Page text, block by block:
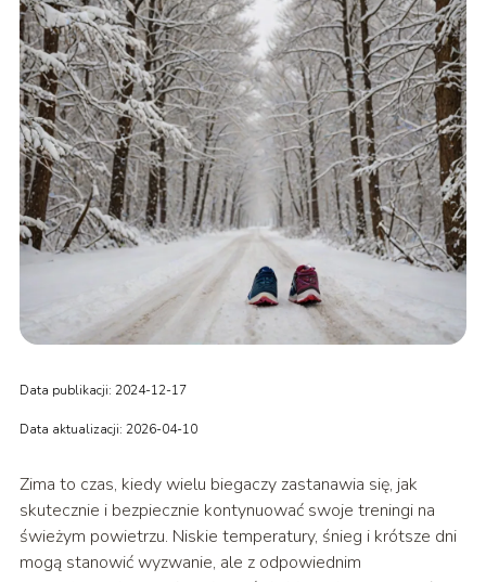
Data publikacji: 2024-12-17
Data aktualizacji: 2026-04-10
Zima to czas, kiedy wielu biegaczy zastanawia się, jak
skutecznie i bezpiecznie kontynuować swoje treningi na
świeżym powietrzu. Niskie temperatury, śnieg i krótsze dni
mogą stanowić wyzwanie, ale z odpowiednim